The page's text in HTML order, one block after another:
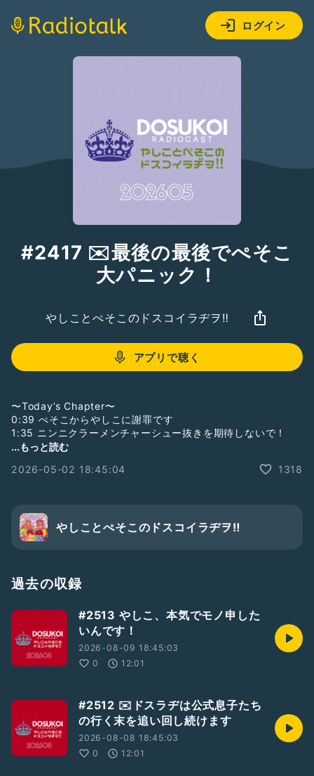
ログイン
#2417 ✉️最後の最後でぺそこ
大パニック！
やしことぺそこのドスコイラヂヲ‼︎
アプリで聴く
〜Today’s Chapter〜
0:39 ぺそこからやしこに謝罪です
1:35 ニンニクラーメンチャーシュー抜きを期待しないで！
7:11 今日は泣かないよ！泣かせないでよ！
☆☆☆☆☆☆☆☆☆☆☆☆☆☆☆☆☆☆☆☆☆☆☆
Radiotalk以外のプラットフォームからのドスラヂへの質問、
感想等はこちらからどうぞ♡
https://forms.gle/Xw34h8hQBimuuQFv6
BGM：「Bloom Bloom」by shimtone
#パーキング収録 #ぶりっ子倶楽部 #ぶりっ子通信
#おたよりドスラヂ #荒山セントラル郵便局
#デブスペクター
さん#ヘンリーさん#ドスラヂ2605
...もっと読む
2026-05-02 18:45:04
1318
やしことぺそこのドスコイラヂヲ‼︎
過去の収録
#2513 やしこ、本気でモノ申した
いんです！
2026-08-09 18:45:03
0
12:01
#2512 ✉️ドスラヂは公式息子たち
の行く末を追い回し続けます
2026-08-08 18:45:03
0
12:01